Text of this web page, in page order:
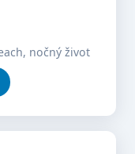
nočný život